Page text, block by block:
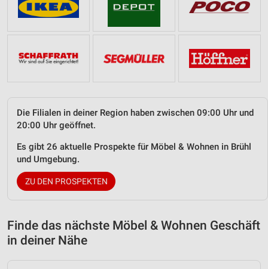
Die Filialen in deiner Region haben zwischen 09:00 Uhr und
20:00 Uhr geöffnet.
Es gibt 26 aktuelle Prospekte für Möbel & Wohnen in Brühl
und Umgebung.
ZU DEN PROSPEKTEN
Finde das nächste Möbel & Wohnen Geschäft
in deiner Nähe